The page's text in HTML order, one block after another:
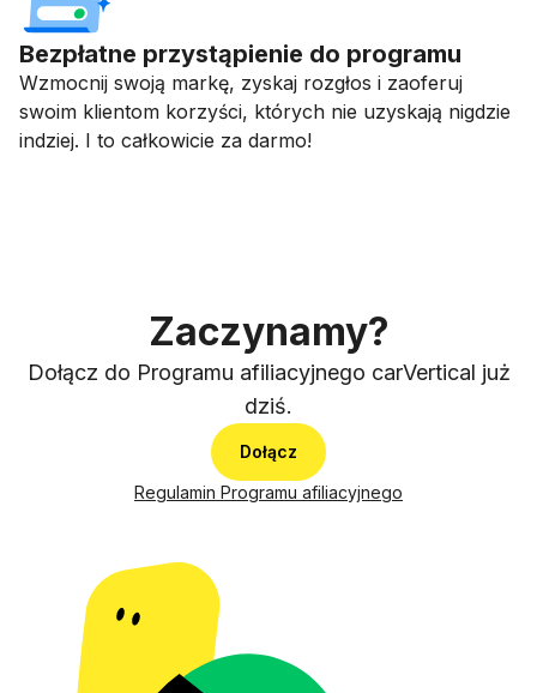
Bezpłatne przystąpienie do programu
Wzmocnij swoją markę, zyskaj rozgłos i zaoferuj
swoim klientom korzyści, których nie uzyskają nigdzie
indziej. I to całkowicie za darmo!
Zaczynamy?
Dołącz do Programu afiliacyjnego carVertical już
dziś.
Dołącz
Regulamin Programu afiliacyjnego